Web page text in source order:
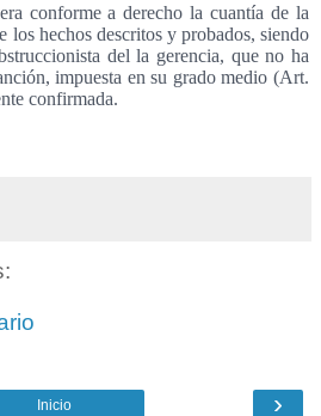
conforme a derecho la cuantía de la
los hechos descritos y probados, siendo
del la gerencia, que no ha
impuesta en su grado medio (Art.
confirmada.
›
Inicio